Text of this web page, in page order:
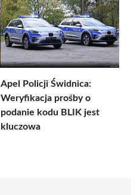
Apel Policji Świdnica:
Weryfikacja prośby o
podanie kodu BLIK jest
kluczowa